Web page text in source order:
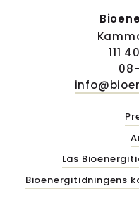
111
Läs
Bioenergitidningens